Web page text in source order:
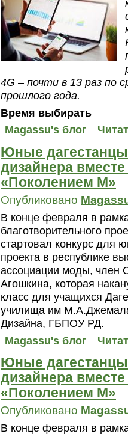
4G – почти в 13 раз по
прошлого года.
Время выбирать
Magassu's блог
Юные
дизайнера
«Поколением М»
Опубликовано
В конце февраля в
благотворительного
стартовал конкурс для
проекта в республике
ассоциации моды, член
Агошкина, которая
класс для учащихся
училища им
Дизайна, ГБПОУ РД.
Magassu's блог
Юные
дизайнера
«Поколением М»
Опубликовано
В конце февраля в